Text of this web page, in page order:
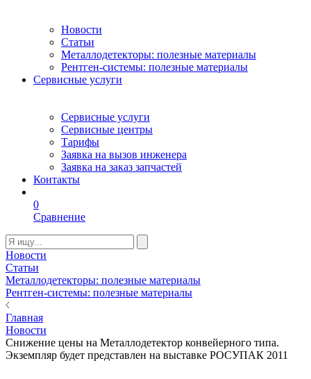
Новости
Статьи
Металлодетекторы: полезные материалы
Рентген-системы: полезные материалы
Сервисные услуги
Сервисные услуги
Сервисные центры
Тарифы
Заявка на вызов инженера
Заявка на заказ запчастей
Контакты
0
Сравнение
Новости
Статьи
Металлодетекторы: полезные материалы
Рентген-системы: полезные материалы
Главная
Новости
Снижение цены на Металлодетектор конвейерного типа.
Экземпляр будет представлен на выставке РОСУПАК 2011